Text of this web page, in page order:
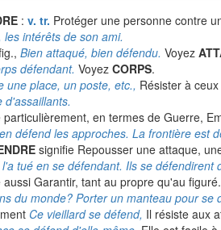
: v. tr. Protéger une personne contre
les intérêts de son ami.
Bien attaqué, bien défendu. Voyez
défendant. Voyez CORPS.
une place, un poste, etc., Résister à
d'assaillants.
particulièrement, en termes de Guerre,
défend les approches. La frontière est
signifie Repousser une attaque,
l'a tué en se défendant. Ils se
aussi Garantir, tant au propre qu'au figuré.
du monde? Porter un manteau pour
Ce vieillard se défend, Il résiste aux